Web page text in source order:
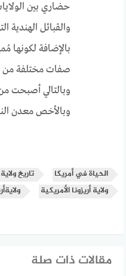
حضاري بين
والقبائل الهندية
بالإضافة لكونها
صفات مختلفة من
وبالتالي أصبحت
وبالأخص معدن
الحياة في أمريكا تاريخ ولاية
ولاية أريزونا الأمريكية
مقالات ذات صلة